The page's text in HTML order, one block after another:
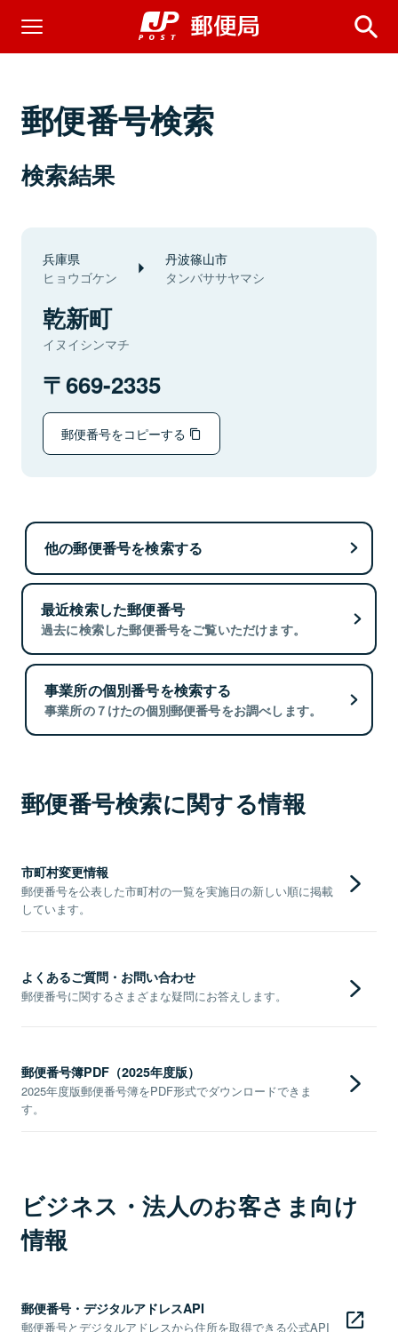
郵便番号検索
検索結果
兵庫県
ヒョウゴケン
丹波篠山市
タンバササヤマシ
乾新町
イヌイシンマチ
669-2335
郵便番号をコピーする
他の郵便番号を検索する
最近検索した郵便番号
過去に検索した郵便番号をご覧いただけます。
事業所の個別番号を検索する
事業所の７けたの個別郵便番号をお調べします。
郵便番号検索に関する情報
市町村変更情報
郵便番号を公表した市町村の一覧を実施日の新しい順に掲載
しています。
よくあるご質問・お問い合わせ
郵便番号に関するさまざまな疑問にお答えします。
郵便番号簿PDF（2025年度版）
2025年度版郵便番号簿をPDF形式でダウンロードできま
す。
ビジネス・法人のお客さま向け
情報
郵便番号・デジタルアドレスAPI
郵便番号とデジタルアドレスから住所を取得できる公式API